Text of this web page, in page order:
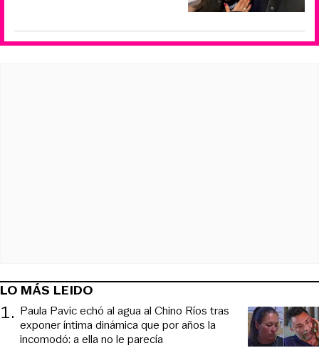
LO MÁS LEIDO
1. Paula Pavic echó al agua al Chino Ríos tras
exponer íntima dinámica que por años la
incomodó: a ella no le parecía